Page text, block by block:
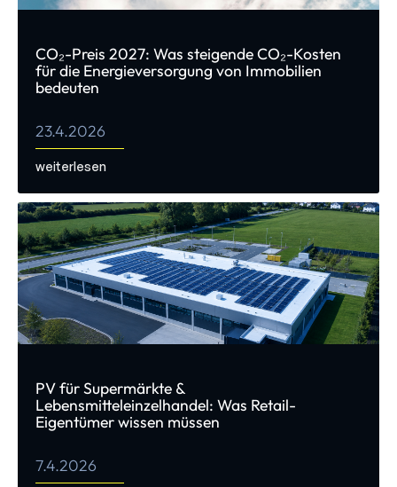
CO₂-Preis 2027: Was steigende CO₂-Kosten
für die Energieversorgung von Immobilien
bedeuten
23.4.2026
weiterlesen
PV für Supermärkte &
Lebensmitteleinzelhandel: Was Retail-
Eigentümer wissen müssen
7.4.2026